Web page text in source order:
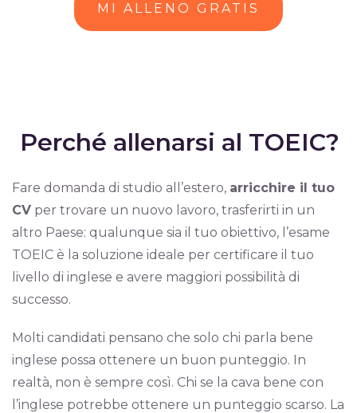
MI ALLENO GRATIS
Perché allenarsi al TOEIC?
Fare domanda di studio all’estero, arricchire il tuo
CV per trovare un nuovo lavoro, trasferirti in un
altro Paese: qualunque sia il tuo obiettivo, l’esame
TOEIC è la soluzione ideale per certificare il tuo
livello di inglese e avere maggiori possibilità di
successo.
Molti candidati pensano che solo chi parla bene
inglese possa ottenere un buon punteggio. In
realtà, non è sempre così. Chi se la cava bene con
l’inglese potrebbe ottenere un punteggio scarso. La